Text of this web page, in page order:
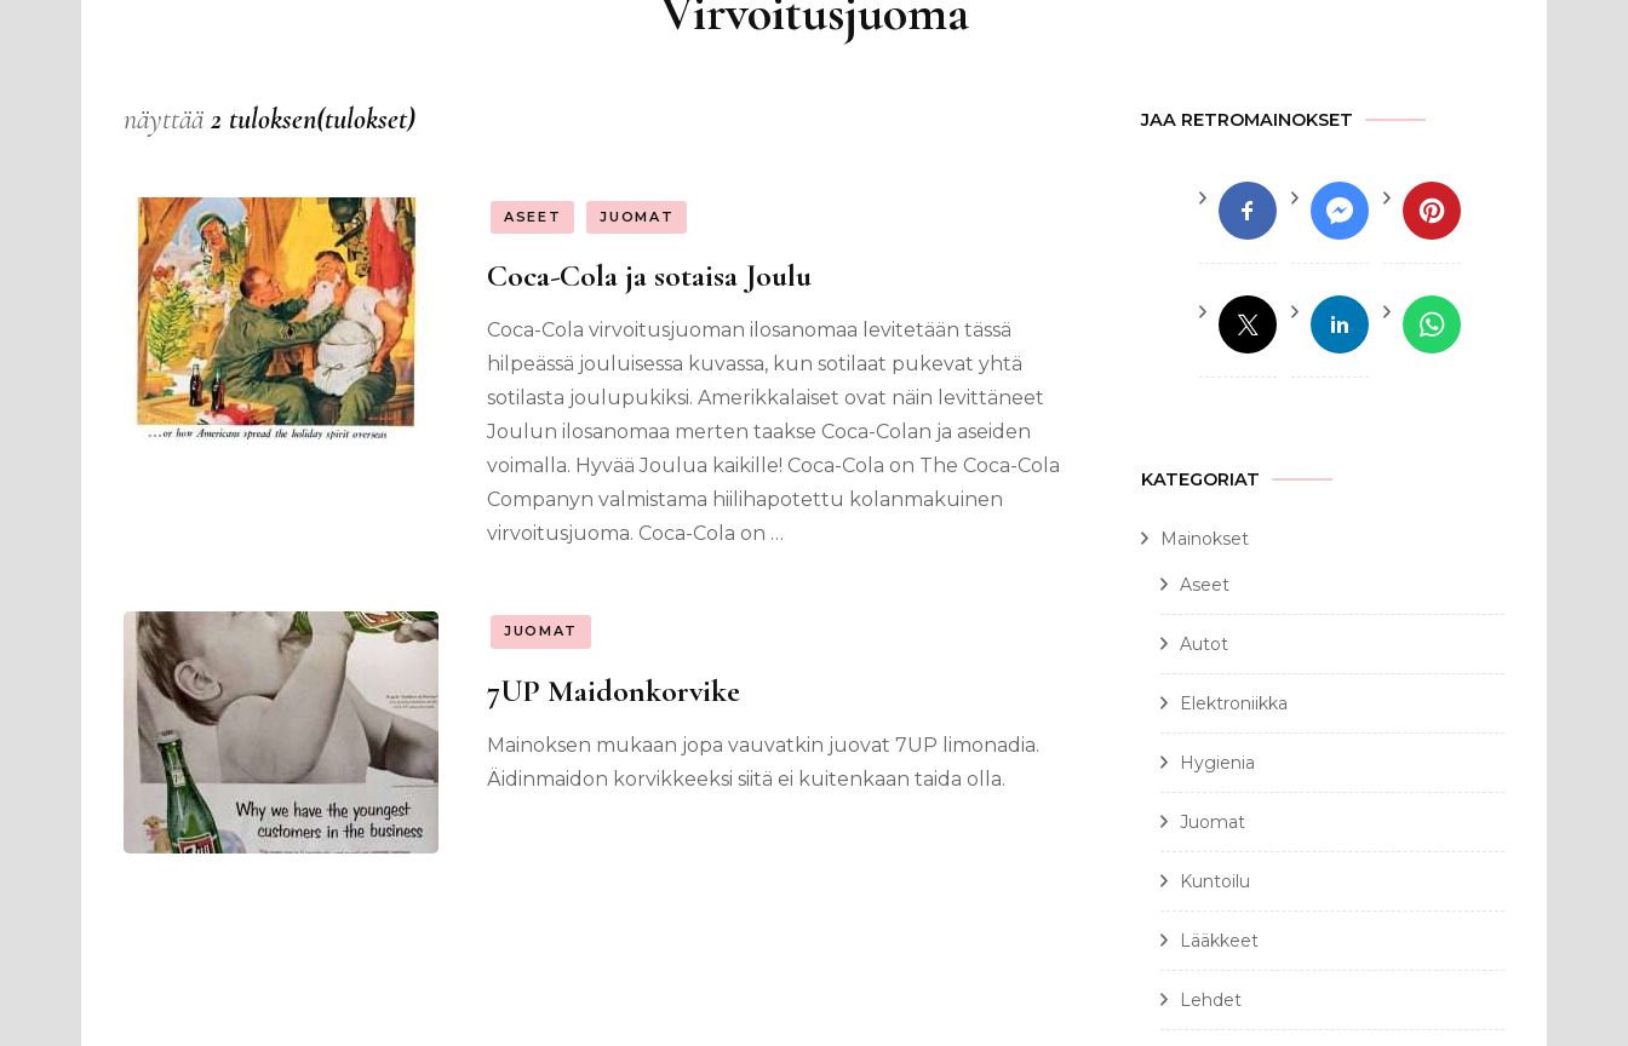
näyttää 2 tuloksen(tulokset)
ASEET JUOMAT
Coca-Cola ja sotaisa Joulu
Coca-Cola virvoitusjuoman ilosanomaa levitetään tässä
hilpeässä jouluisessa kuvassa, kun sotilaat pukevat yhtä
sotilasta joulupukiksi. Amerikkalaiset ovat näin levittäneet
Joulun ilosanomaa merten taakse Coca-Colan ja aseiden
voimalla. Hyvää Joulua kaikille! Coca-Cola on The Coca-Cola
Companyn valmistama hiilihapotettu kolanmakuinen
virvoitusjuoma. Coca-Cola on …
JUOMAT
7UP Maidonkorvike
Mainoksen mukaan jopa vauvatkin juovat 7UP limonadia.
Äidinmaidon korvikkeeksi siitä ei kuitenkaan taida olla.
JAA RETROMAINOKSET
KATEGORIAT
Mainokset
Aseet
Autot
Elektroniikka
Hygienia
Juomat
Kuntoilu
Lääkkeet
Lehdet